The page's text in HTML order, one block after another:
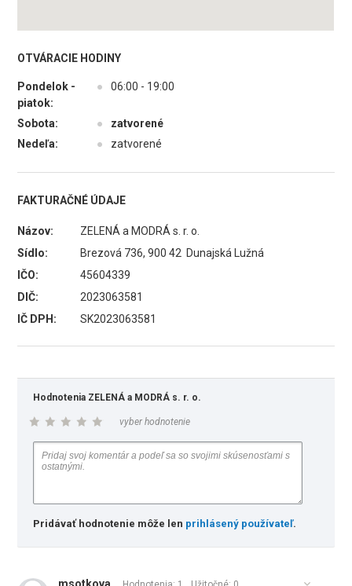
OTVÁRACIE HODINY
Pondelok -
piatok:
● 06:00 - 19:00
Sobota: ●
zatvorené
Nedeľa:
● zatvorené
FAKTURAČNÉ ÚDAJE
Názov:
ZELENÁ a MODRÁ s. r. o.
Sídlo:
Brezová 736, 900 42 Dunajská Lužná
IČO:
45604339
DIČ:
2023063581
IČ DPH:
SK2023063581
Hodnotenia ZELENÁ a MODRÁ s. r. o.
vyber hodnotenie
Pridávať hodnotenie môže len prihlásený používateľ.